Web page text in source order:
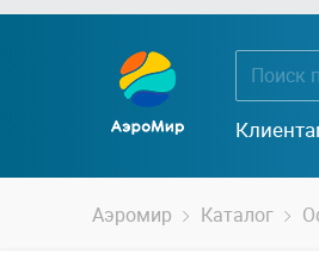
Аэромир Каталог